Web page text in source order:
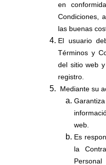
en
Condiciones,
las buenas
El usuario
Términos y
del sitio web
registro.
Mediante su
web.
Es
la